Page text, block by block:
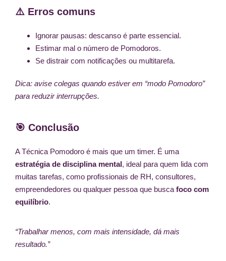
⚠️ Erros comuns
Ignorar pausas: descanso é parte essencial.
Estimar mal o número de Pomodoros.
Se distrair com notificações ou multitarefa.
Dica: avise colegas quando estiver em “modo Pomodoro”
para reduzir interrupções.
🎯 Conclusão
A Técnica Pomodoro é mais que um timer. É uma
estratégia de disciplina mental, ideal para quem lida com
muitas tarefas, como profissionais de RH, consultores,
empreendedores ou qualquer pessoa que busca foco com
equilíbrio.
“Trabalhar menos, com mais intensidade, dá mais
resultado.”